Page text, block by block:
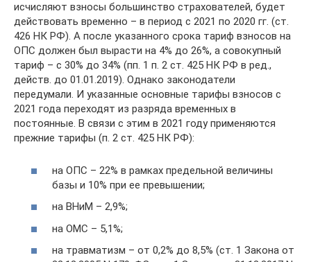
исчисляют взносы большинство страхователей, будет
действовать временно – в период с 2021 по 2020 гг. (ст.
426 НК РФ). А после указанного срока тариф взносов на
ОПС должен был вырасти на 4% до 26%, а совокупный
тариф – с 30% до 34% (пп. 1 п. 2 ст. 425 НК РФ в ред.,
действ. до 01.01.2019). Однако законодатели
передумали. И указанные основные тарифы взносов с
2021 года переходят из разряда временных в
постоянные. В связи с этим в 2021 году применяются
прежние тарифы (п. 2 ст. 425 НК РФ):
на ОПС – 22% в рамках предельной величины
базы и 10% при ее превышении;
на ВНиМ – 2,9%;
на ОМС – 5,1%;
на травматизм – от 0,2% до 8,5% (ст. 1 Закона от